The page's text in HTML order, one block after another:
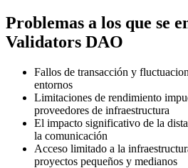
Problemas a los que se
Validators DAO
Fallos de transacción y
entornos
Limitaciones de rendimiento
proveedores de infraestructura
El impacto significativo de la
la comunicación
Acceso limitado a la
proyectos pequeños y medianos